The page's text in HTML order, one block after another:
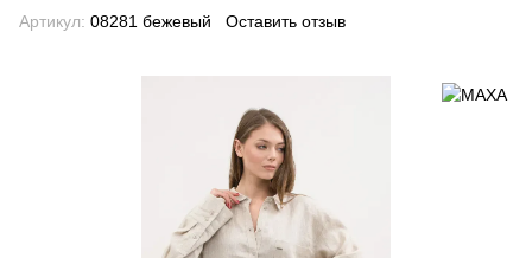
Артикул: 08281 бежевый Оставить отзыв